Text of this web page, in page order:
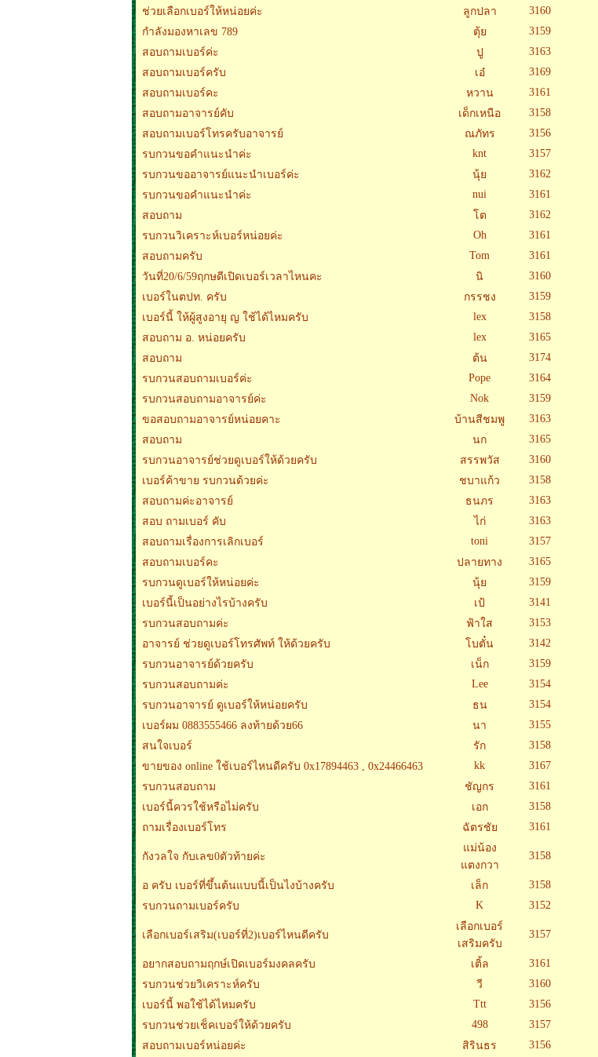
ช่วยเลือกเบอร์ให้หน่อยค่ะ
ลูกปลา 3160
กำลังมองหาเลข 789
ตุ้ย 3159
สอบถามเบอร์ค่ะ
ปู 3163
สอบถามเบอร์ครับ
เอ๋ 3169
สอบถามเบอร์คะ
หวาน 3161
สอบถามอาจารย์คับ
เด็กเหนือ 3158
สอบถามเบอร์โทรครับอาจารย์
ณภัทร 3156
รบกวนขอคำแนะนำค่ะ
knt 3157
รบกวนขออาจารย์แนะนำเบอร์ค่ะ
นุ้ย 3162
รบกวนขอคำแนะนำค่ะ
nui 3161
สอบถาม
โต 3162
รบกวนวิเคราะห์เบอร์หน่อยค่ะ
Oh 3161
สอบถามครับ
Tom 3161
วันที่20/6/59ฤกษดีเปิดเบอร์เวลาไหนคะ
นิ 3160
เบอร์ในตปท. ครับ
กรรชง 3159
เบอร์นี้ ให้ผู้สูงอายุ ญ ใช้ได้ไหมครับ
lex 3158
สอบถาม อ. หน่อยครับ
lex 3165
สอบถาม
ต้น 3174
รบกวนสอบถามเบอร์ค่ะ
Pope 3164
รบกวนสอบถามอาจารย์ค่ะ
Nok 3159
ขอสอบถามอาจารย์หน่อยคาะ
บ้านสีชมพู 3163
สอบถาม
นก 3165
รบกวนอาจารย์ช่วยดูเบอร์ให้ด้วยครับ
สรรพวัส 3160
เบอร์ค้าขาย รบกวนด้วยค่ะ
ชบาแก้ว 3158
สอบถามค่ะอาจารย์
ธนภร 3163
สอบ ถามเบอร์ คับ
ไก่ 3163
สอบถามเรื่องการเลิกเบอร์
toni 3157
สอบถามเบอร์คะ
ปลายทาง 3165
รบกวนดูเบอร์ให้หน่อยค่ะ
นุ้ย 3159
เบอร์นี้เป็นอย่างไรบ้างครับ
เป้ 3141
รบกวนสอบถามค่ะ
ฟ้าใส 3153
อาจารย์ ช่วยดูเบอร์โทรศัพท์ ให้ด้วยครับ
โบตั๋น 3142
รบกวนอาจารย์ด้วยครับ
เน็ก 3159
รบกวนสอบถามค่ะ
Lee 3154
รบกวนอาจารย์ ดูเบอร์ให้หน่อยครับ
ธน 3154
เบอร์ผม 0883555466 ลงท้ายด้วย66
นา 3155
สนใจเบอร์
รัก 3158
ขายของ online ใช้เบอร์ไหนดีครับ 0x17894463 , 0x24466463
kk 3167
รบกวนสอบถาม
ชัญกร 3161
เบอร์นี้ควรใช้หรือไม่ครับ
เอก 3158
ถามเรื่องเบอร์โทร
ฉัตรชัย 3161
กังวลใจ กับเลข0ตัวท้ายค่ะ
แม่น้อง
แตงกวา
3158
อ ครับ เบอร์ที่ขึ้นต้นแบบนี้เป็นไงบ้างครับ เล็ก 3158
รบกวนถามเบอร์ครับ
K 3152
เลือกเบอร์เสริม(เบอร์ที่2)เบอร์ไหนดีครับ
เลือกเบอร์
เสริมครับ
3157
อยากสอบถามฤกษ์เปิดเบอร์มงคลครับ เติ้ล 3161
รบกวนช่วยวิเคราะห์ครับ
วี 3160
เบอร์นี้ พอใช้ได้ไหมครับ
Ttt 3156
รบกวนช่วยเช็คเบอร์ให้ด้วยครับ
498 3157
สอบถามเบอร์หน่อยค่ะ
สิรินธร 3156